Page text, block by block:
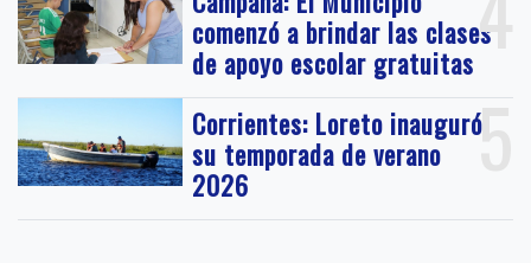
comenzó a brindar las clases
de apoyo escolar gratuitas
5
Corrientes: Loreto inauguró
su temporada de verano
2026